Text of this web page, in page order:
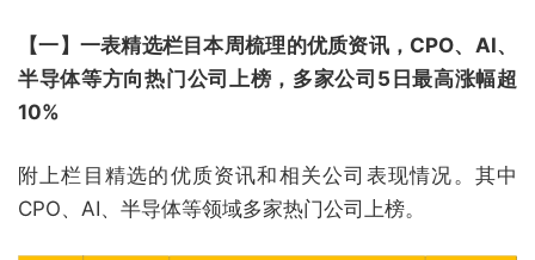
【一】一表精选栏目本周梳理的优质资讯，CPO、AI、
半导体等方向热门公司上榜，多家公司5日最高涨幅超
10%
附上栏目精选的优质资讯和相关公司表现情况。其中
CPO、AI、半导体等领域多家热门公司上榜。